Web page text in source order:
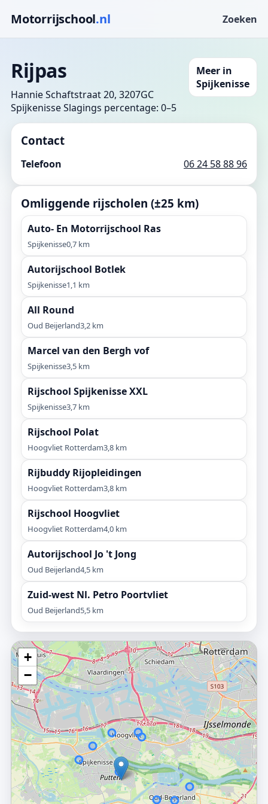
Motorrijschool.nl Zoeken
Rijpas
Hannie Schaftstraat 20, 3207GC
SpijkenisseSlagings percentage: 0–5
Meer in
Spijkenisse
Contact
Telefoon 06 24 58 88 96
Omliggende rijscholen (±25 km)
Auto- En Motorrijschool Ras
Spijkenisse0,7 km
Autorijschool Botlek
Spijkenisse1,1 km
All Round
Oud Beijerland3,2 km
Marcel van den Bergh vof
Spijkenisse3,5 km
Rijschool Spijkenisse XXL
Spijkenisse3,7 km
Rijschool Polat
Hoogvliet Rotterdam3,8 km
Rijbuddy Rijopleidingen
Hoogvliet Rotterdam3,8 km
Rijschool Hoogvliet
Hoogvliet Rotterdam4,0 km
Autorijschool Jo 't Jong
Oud Beijerland4,5 km
Zuid-west Nl. Petro Poortvliet
Oud Beijerland5,5 km
+
−